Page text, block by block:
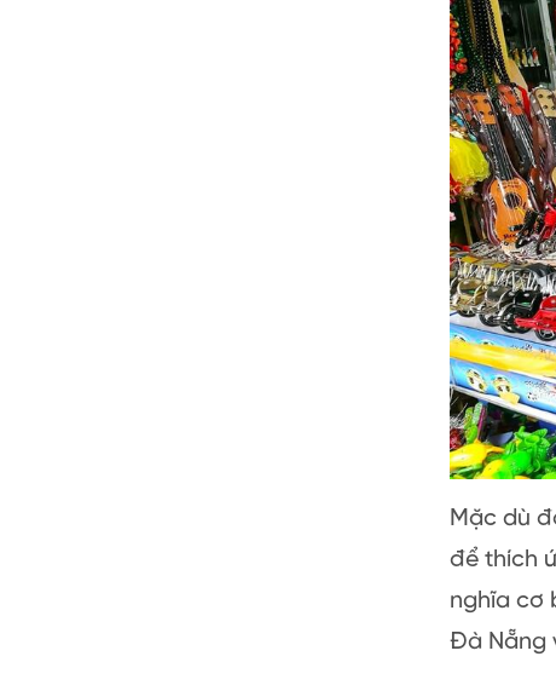
Mặc dù
để thích
nghĩa cơ
Đà Nẵng